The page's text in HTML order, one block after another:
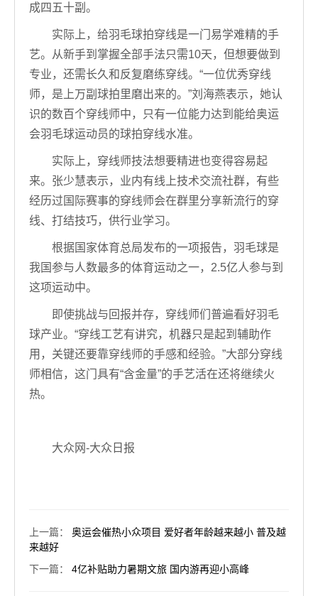
成四五十副。
实际上，给羽毛球拍穿线是一门易学难精的手
艺。从新手到掌握全部手法只需10天，但想要做到
专业，还需长久和反复磨练穿线。“一位优秀穿线
师，是上万副球拍里磨出来的。”刘海燕表示，她认
识的数百个穿线师中，只有一位能力达到能给奥运
会羽毛球运动员的球拍穿线水准。
实际上，穿线师技法想要精进也变得容易起
来。张少慧表示，业内有线上技术交流社群，有些
经历过国际赛事的穿线师会在群里分享新流行的穿
线、打结技巧，供行业学习。
根据国家体育总局发布的一项报告，羽毛球是
我国参与人数最多的体育运动之一，2.5亿人参与到
这项运动中。
即使挑战与回报并存，穿线师们普遍看好羽毛
球产业。“穿线工艺有讲究，机器只是起到辅助作
用，关键还要靠穿线师的手感和经验。”大部分穿线
师相信，这门具有“含金量”的手艺活在还将继续火
热。
大众网-大众日报
上一篇： 奥运会催热小众项目 爱好者年龄越来越小 普及越
来越好
下一篇： 4亿补贴助力暑期文旅 国内游再迎小高峰